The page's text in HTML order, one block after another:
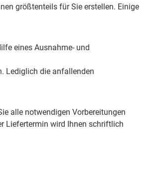
größtenteils für Sie erstellen. Einige
eines Ausnahme- und
Lediglich die anfallenden
alle notwendigen Vorbereitungen
Liefertermin wird Ihnen schriftlich